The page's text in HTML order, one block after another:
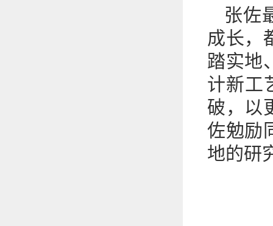
张佐
成长，
踏实地
计新工
破，以
佐勉励
地的研